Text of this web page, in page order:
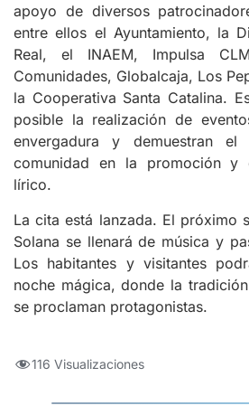
apoyo de diversos
entre ellos el Ayuntamiento, la
Real, el INAEM, Impulsa
Comunidades, Globalcaja, Los
la Cooperativa Santa Catalina.
posible la realización de
envergadura y demuestran
comunidad en la promoción y
lírico.
La cita está lanzada. El próximo
Solana se llenará de música y
Los habitantes y visitantes
noche mágica, donde la
se proclaman protagonistas.
116 Visualizaciones